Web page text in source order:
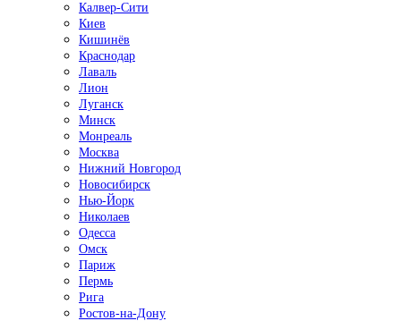
Калвер-Сити
Киев
Кишинёв
Краснодар
Лаваль
Лион
Луганск
Минск
Монреаль
Москва
Нижний Новгород
Новосибирск
Нью-Йорк
Николаев
Одесса
Омск
Париж
Пермь
Рига
Ростов-на-Дону